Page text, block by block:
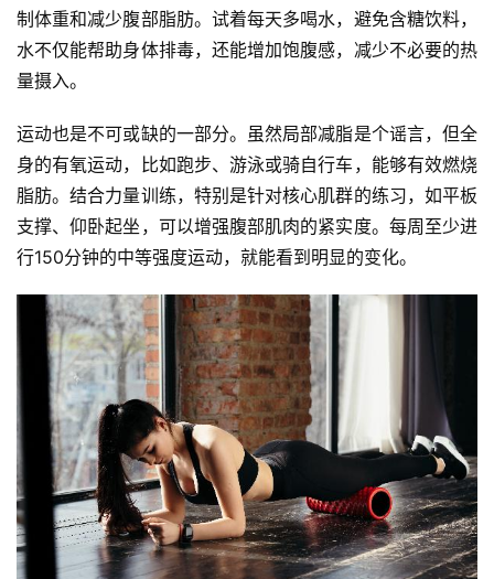
制体重和减少腹部脂肪。试着每天多喝水，避免含糖饮料，
水不仅能帮助身体排毒，还能增加饱腹感，减少不必要的热
量摄入。
运动也是不可或缺的一部分。虽然局部减脂是个谣言，但全
身的有氧运动，比如跑步、游泳或骑自行车，能够有效燃烧
脂肪。结合力量训练，特别是针对核心肌群的练习，如平板
支撑、仰卧起坐，可以增强腹部肌肉的紧实度。每周至少进
行150分钟的中等强度运动，就能看到明显的变化。